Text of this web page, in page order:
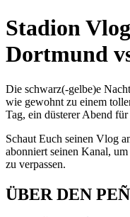
Stadion
Dortmund
Die schwarz(-gelbe)e
wie gewohnt zu einem
Tag, ein düsterer Abend
Schaut Euch seinen Vlog
abonniert seinen Kanal,
zu verpassen.
ÜBER DEN